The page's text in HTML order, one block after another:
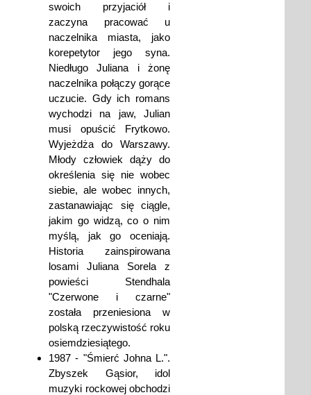
swoich przyjaciół i
zaczyna pracować u
naczelnika miasta, jako
korepetytor jego syna.
Niedługo Juliana i żonę
naczelnika połączy gorące
uczucie. Gdy ich romans
wychodzi na jaw, Julian
musi opuścić Frytkowo.
Wyjeżdża do Warszawy.
Młody człowiek dąży do
określenia się nie wobec
siebie, ale wobec innych,
zastanawiając się ciągle,
jakim go widzą, co o nim
myślą, jak go oceniają.
Historia zainspirowana
losami Juliana Sorela z
powieści Stendhala
"Czerwone i czarne"
została przeniesiona w
polską rzeczywistość roku
osiemdziesiątego.
1987 - "Śmierć Johna L.".
Zbyszek Gąsior, idol
muzyki rockowej obchodzi